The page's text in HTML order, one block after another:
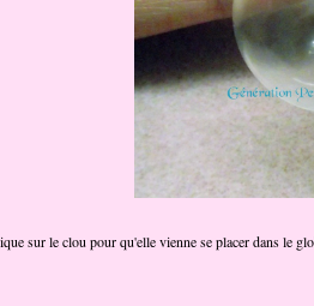
sur le clou pour qu'elle vienne se placer dans le